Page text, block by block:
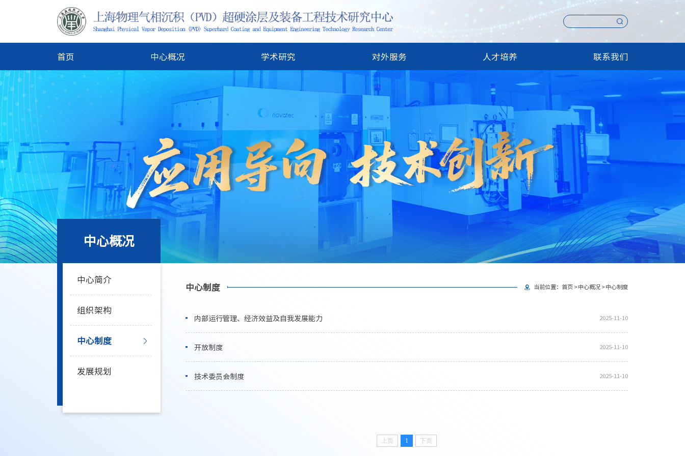
首页 中心概况 学术研究 对外服务 人才培养 联系我们
中心概况
中心简介
组织架构
中心制度
发展规划
中心制度 当前位置： 首页>中心概况>中心制度
内部运行管理、经济效益及自我发展能力 2025-11-10
开放制度 2025-11-10
技术委员会制度 2025-11-10
上页 1 下页